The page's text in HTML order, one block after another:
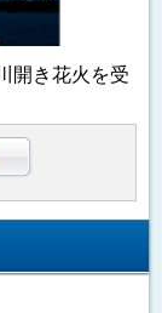
開き花火を受